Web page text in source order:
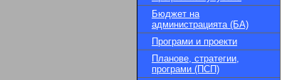
Бюджет на
администрацията (БА)
Програми и проекти
Планове, стратегии,
програми (ПСП)